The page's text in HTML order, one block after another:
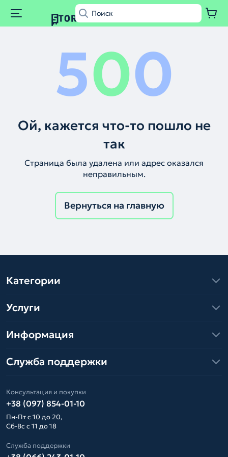
500
Ой, кажется что-то пошло не
так
Страница была удалена или адрес оказался
неправильным.
Вернуться на главную
Категории
Услуги
Информация
Служба поддержки
Консультация и покупки
+38 (097) 854-01-10
Пн-Пт с 10 до 20,
Сб-Вс с 11 до 18
Служба поддержки